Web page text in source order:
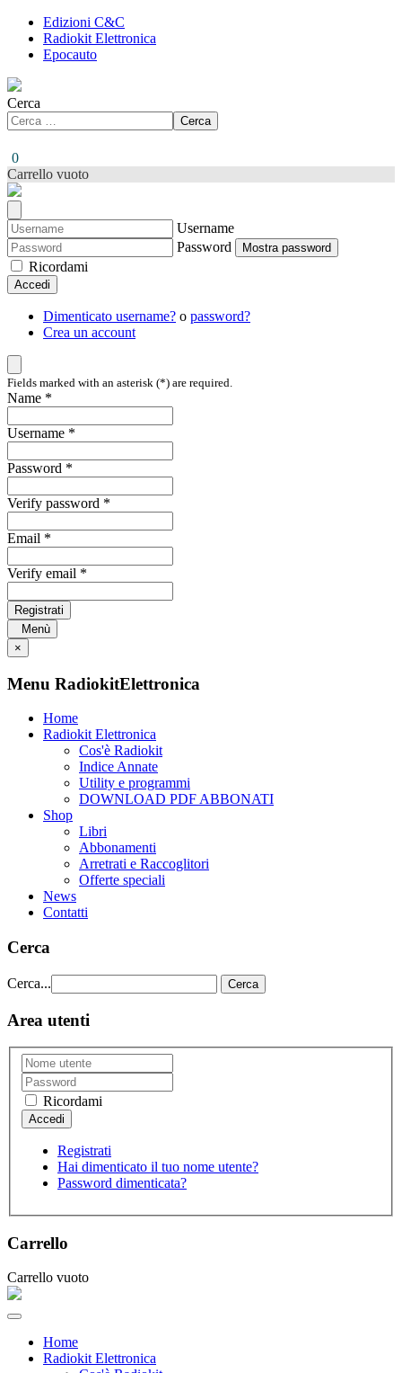
Edizioni C&C
Radiokit Elettronica
Epocauto
Cerca
Cerca
0
Carrello vuoto
Username
Password
Mostra password
Ricordami
Accedi
Dimenticato username? o password?
Crea un account
Fields marked with an asterisk (*) are required.
Name *
Username *
Password *
Verify password *
Email *
Verify email *
Registrati
Menù
×
Menu RadiokitElettronica
Home
Radiokit Elettronica
Cos'è Radiokit
Indice Annate
Utility e programmi
DOWNLOAD PDF ABBONATI
Shop
Libri
Abbonamenti
Arretrati e Raccoglitori
Offerte speciali
News
Contatti
Cerca
Cerca... Cerca
Area utenti
Ricordami
Registrati
Hai dimenticato il tuo nome utente?
Password dimenticata?
Carrello
Carrello vuoto
Home
Radiokit Elettronica